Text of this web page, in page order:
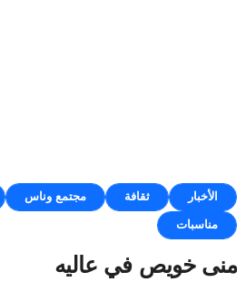
الأخبار ثقافة مجتمع وناس
مناسبات
منى خويص في عاليه